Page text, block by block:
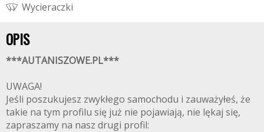
Wycieraczki
OPIS
***AUTANISZOWE.PL***
UWAGA!
Jeśli poszukujesz zwykłego samochodu i zauważyłeś, że
takie na tym profilu się już nie pojawiają, nie lękaj się,
zapraszamy na nasz drugi profil: